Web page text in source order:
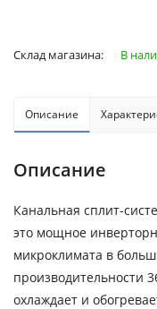
Склад магазина: В
Описание
Описание
Канальная сплит-
это мощное
микроклимата в
производительности
охлаждает и